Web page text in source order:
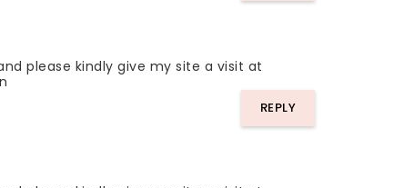
please kindly give my site a visit at
REPLY